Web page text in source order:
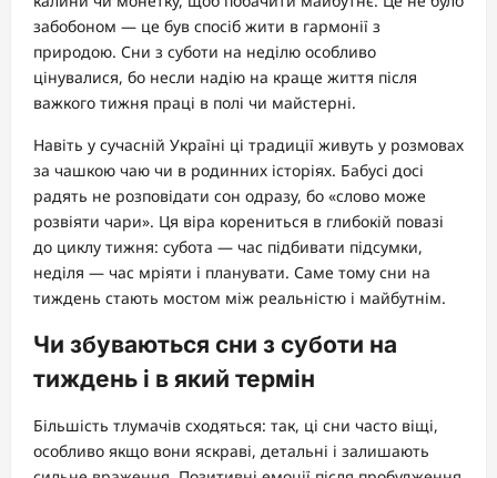
забобоном — це був спосіб жити в гармонії з
природою. Сни з суботи на неділю особливо
цінувалися, бо несли надію на краще життя після
важкого тижня праці в полі чи майстерні.
Навіть у сучасній Україні ці традиції живуть у розмовах
за чашкою чаю чи в родинних історіях. Бабусі досі
радять не розповідати сон одразу, бо «слово може
розвіяти чари». Ця віра корениться в глибокій повазі
до циклу тижня: субота — час підбивати підсумки,
неділя — час мріяти і планувати. Саме тому сни на
тиждень стають мостом між реальністю і майбутнім.
Чи збуваються сни з суботи на
тиждень і в який термін
Більшість тлумачів сходяться: так, ці сни часто віщі,
особливо якщо вони яскраві, детальні і залишають